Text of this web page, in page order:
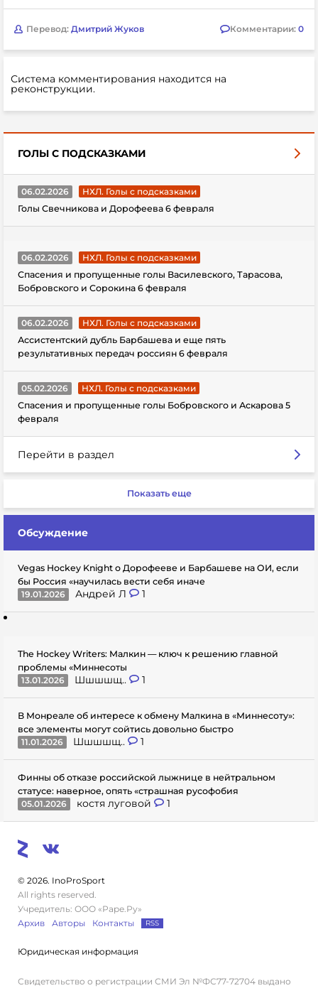
Перевод: Дмитрий Жуков Комментарии: 0
Система комментирования находится на
реконструкции.
ГОЛЫ С ПОДСКАЗКАМИ
06.02.2026
НХЛ. Голы с подсказками
Голы Свечникова и Дорофеева 6 февраля
06.02.2026
НХЛ. Голы с подсказками
Спасения и пропущенные голы Василевского, Тарасова,
Бобровского и Сорокина 6 февраля
06.02.2026
НХЛ. Голы с подсказками
Ассистентский дубль Барбашева и еще пять
результативных передач россиян 6 февраля
05.02.2026
НХЛ. Голы с подсказками
Спасения и пропущенные голы Бобровского и Аскарова 5
февраля
Перейти в раздел
Показать еще
Обсуждение
Vegas Hockey Knight о Дорофееве и Барбашеве на ОИ, если
бы Россия «научилась вести себя иначе
19.01.2026
Андрей Л 1
The Hockey Writers: Малкин — ключ к решению главной
проблемы «Миннесоты
13.01.2026
Шшшшщ.. 1
В Монреале об интересе к обмену Малкина в «Миннесоту»:
все элементы могут сойтись довольно быстро
11.01.2026
Шшшшщ.. 1
Финны об отказе российской лыжнице в нейтральном
статусе: наверное, опять «страшная русофобия
05.01.2026
костя луговой 1
© 2026. InoProSport
All rights reserved.
Учредитель: ООО «Раре.Ру»
Архив
Авторы Контакты RSS
Юридическая информация
Свидетельство о регистрации СМИ Эл №ФС77-72704 выдано